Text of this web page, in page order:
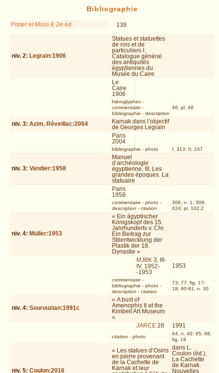
Bibliographie
Porter et Moss II, 2e éd. 139
niv. 2: Legrain:1906
Statues et statuettes
de rois et de
particuliers I.
Catalogue général
des antiquités
égyptiennes du
Musée du Caire
Le
Caire
1906
hiéroglyphes-
commentaire -
bibliographie - description
46, pl. 48
niv. 3:Azim, Réveillac:2004
Karnak dans l’objectif
de Georges Legrain
Paris
2004
bibliographie - photo I, 313; II, 247
niv. 3:Vandier:1958
Manuel
d’archéologie
égyptienne, III, Les
grandes époques. La
statuaire
Paris
1958
commentaire - photo-
description - citation
306, n. 1; 308;
624; pl. 102,2
niv. 4: Müller:1953
« Ein ägyptischer
Königskopf des 15.
Jahrhunderts v. Chr.
Ein Beitrag zur
Stilentwicklung der
Plastik der 18.
Dynastie »
MJBK 3, III-
IV, 1952-
-1953
1953
commentaire -
bibliographie - photo-
description - citation
73; 77, fig. 17-
18; 80-81, n. 30
niv. 4:Sourouzian:1991c
« A bust of
Amenophis II at the
Kimbell Art Museum
»
JARCE 28 1991
citation - photo
64, n. 40; 65; 68,
fig. 19
niv. 5:Coulon:2016
« Les statues d’Osiris
en pierre provenant
de la Cachette de
Karnak et leur
dans L.
Coulon (éd.),
La Cachette
de Karnak.
Nouvelles